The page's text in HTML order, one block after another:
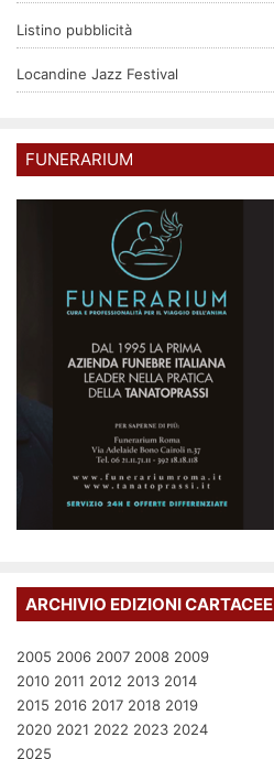
Listino pubblicità
Locandine Jazz Festival
FUNERARIUM
ARCHIVIO EDIZIONI CARTACEE
2005 2006 2007 2008 2009
2010 2011 2012 2013 2014
2015 2016 2017 2018 2019
2020 2021 2022 2023 2024
2025